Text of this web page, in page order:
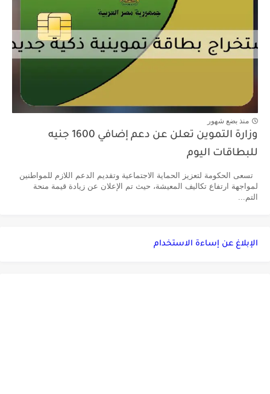
منذ بضع شهور
وزارة التموين تعلن عن دعم إضافي 1600 جنيه
للبطاقات اليوم
تسعى الحكومة لتعزيز الحماية الاجتماعية وتقديم الدعم اللازم للمواطنين
لمواجهة ارتفاع تكاليف المعيشة، حيث تم الإعلان عن زيادة قيمة منحة
التم...
الإبلاغ عن إساءة الاستخدام